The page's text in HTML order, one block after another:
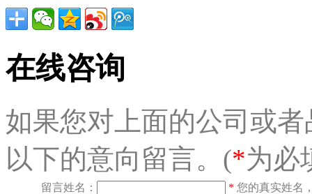
在线咨询
如果您对上面的公司或
以下的意向留言。(*为必
留言姓名： * 您的真实姓名